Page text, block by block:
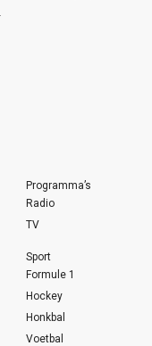
Programma’s
Radio
TV
Sport
Formule 1
Hockey
Honkbal
Voetbal